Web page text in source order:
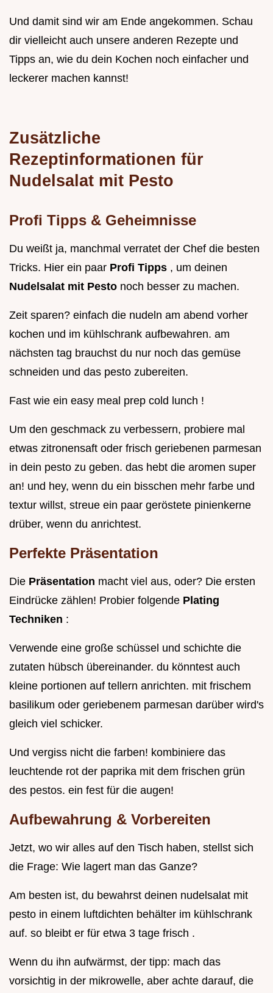
Und damit sind wir am Ende angekommen. Schau
dir vielleicht auch unsere anderen Rezepte und
Tipps an, wie du dein Kochen noch einfacher und
leckerer machen kannst!
Zusätzliche
Rezeptinformationen für
Nudelsalat mit Pesto
Profi Tipps & Geheimnisse
Du weißt ja, manchmal verratet der Chef die besten
Tricks. Hier ein paar Profi Tipps , um deinen
Nudelsalat mit Pesto noch besser zu machen.
Zeit sparen? einfach die nudeln am abend vorher
kochen und im kühlschrank aufbewahren. am
nächsten tag brauchst du nur noch das gemüse
schneiden und das pesto zubereiten.
Fast wie ein easy meal prep cold lunch !
Um den geschmack zu verbessern, probiere mal
etwas zitronensaft oder frisch geriebenen parmesan
in dein pesto zu geben. das hebt die aromen super
an! und hey, wenn du ein bisschen mehr farbe und
textur willst, streue ein paar geröstete pinienkerne
drüber, wenn du anrichtest.
Perfekte Präsentation
Die Präsentation macht viel aus, oder? Die ersten
Eindrücke zählen! Probier folgende Plating
Techniken :
Verwende eine große schüssel und schichte die
zutaten hübsch übereinander. du könntest auch
kleine portionen auf tellern anrichten. mit frischem
basilikum oder geriebenem parmesan darüber wird's
gleich viel schicker.
Und vergiss nicht die farben! kombiniere das
leuchtende rot der paprika mit dem frischen grün
des pestos. ein fest für die augen!
Aufbewahrung & Vorbereiten
Jetzt, wo wir alles auf den Tisch haben, stellst sich
die Frage: Wie lagert man das Ganze?
Am besten ist, du bewahrst deinen nudelsalat mit
pesto in einem luftdichten behälter im kühlschrank
auf. so bleibt er für etwa 3 tage frisch .
Wenn du ihn aufwärmst, der tipp: mach das
vorsichtig in der mikrowelle, aber achte darauf, die